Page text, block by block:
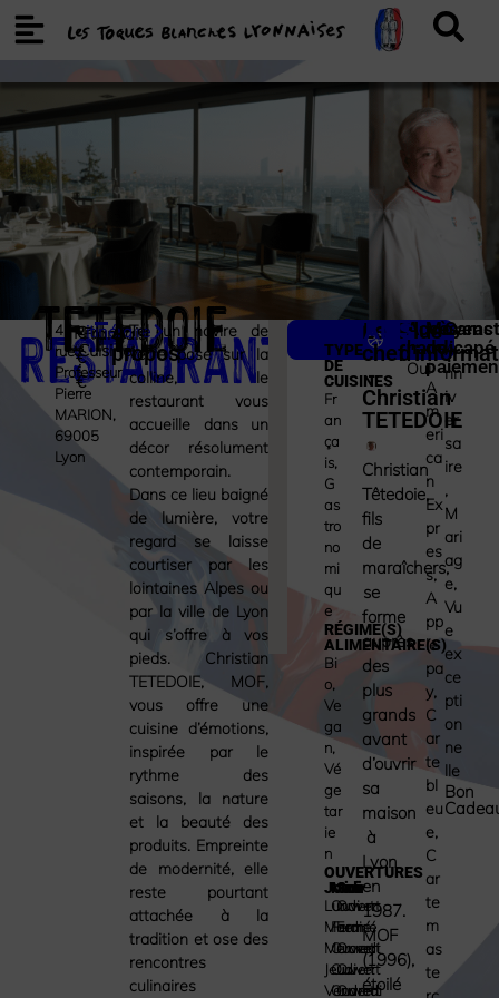
Restaurant
Tetedoie
4
rue
Professeur
Pierre
MARION,
69005
Lyon
Prix
:
€
€
€
-
Cuisine
:
Français
itinéraire
À
propos
Tel un navire de
verre posé sur la
colline, le
restaurant vous
accueille dans un
décor résolument
contemporain.
Dans ce lieu baigné
de lumière, votre
regard se laisse
courtiser par les
lointaines Alpes ou
par la ville de Lyon
qui s’offre à vos
pieds. Christian
TETEDOIE, MOF,
vous offre une
cuisine d’émotions,
inspirée par le
rythme des
saisons, la nature
et la beauté des
produits. Empreinte
de modernité, elle
reste pourtant
attachée à la
tradition et ose des
rencontres
culinaires
Le
chef
-
Christian
TETEDOIE
Christian
Têtedoie,
fils
de
maraîchers,
se
forme
auprès
des
plus
grands
avant
d’ouvrir
sa
maison
à
Lyon
en
1987.
MOF
(1996),
étoilé
Plus
Accès
handicapé
Oui
Moyens
de
A
m
eri
ca
n
Ex
pr
es
s,
A
pp
le
pa
y,
C
ar
te
bl
eu
e,
C
ar
te
m
as
te
A
nn
iv
er
sa
ire
,
M
ari
ag
e,
Vu
e
ex
ce
pti
on
ne
lle
Bon
DÉTAILS
TYPE
DE
CUISINES
Fr
an
ça
is,
G
as
tro
no
mi
qu
e
RÉGIME(S)
ALIMENTAIRE(S)
Bi
o,
Ve
ga
n,
Vé
ge
tar
ie
n
OUVERTURES
Jour
Lundi
Mardi
Mercredi
Jeudi
Vendredi
Midi
Ouvert
Fermé
Ouvert
Ouvert
Ouvert
Soir
Ouvert
Fermé
Ouvert
Ouvert
Ouvert